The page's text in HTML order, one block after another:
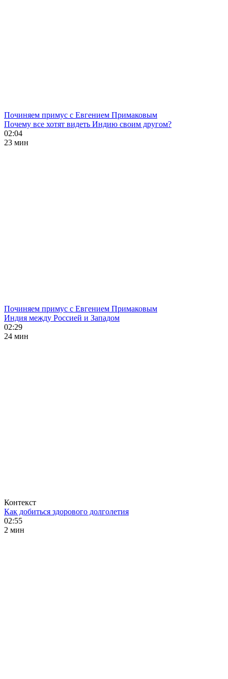
Починяем примус с Евгением Примаковым
Почему все хотят видеть Индию своим другом?
02:04
23 мин
Починяем примус с Евгением Примаковым
Индия между Россией и Западом
02:29
24 мин
Контекст
Как добиться здорового долголетия
02:55
2 мин